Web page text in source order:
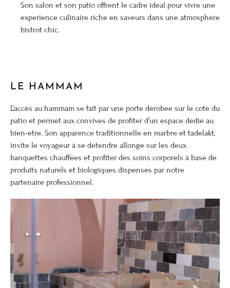
Son salon et son patio offrent le cadre idéal pour vivre une
experience culinaire riche en saveurs dans une atmosphère
bistrot chic.
LE HAMMAM
L’accès au hammam se fait par une porte dérobée sur le côté du
patio et permet aux convives de profiter d’un espace dédié au
bien-être. Son apparence traditionnelle en marbre et tadelakt,
invite le voyageur à se détendre allongé sur les deux
banquettes chauffées et profiter des soins corporels à base de
produits naturels et biologiques dispensés par notre
partenaire professionnel.